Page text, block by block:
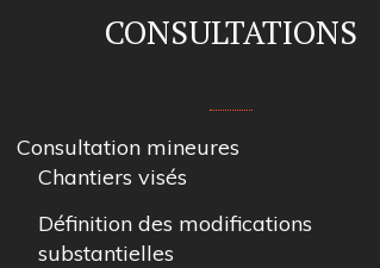
CONSULTATIONS
Consultation mineures
Chantiers visés
Définition des modifications
substantielles